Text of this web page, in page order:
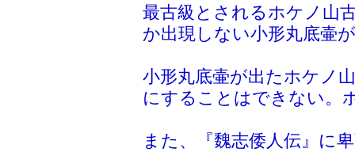
最古級とされるホケノ山
か出現しない小形丸底壷
小形丸底壷が出たホケノ
にすることはできない。
また、『魏志倭人伝』に